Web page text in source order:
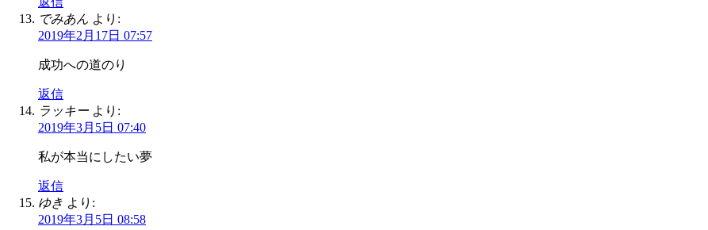
でみあん より:
2019年2月17日 07:57
成功への道のり
返信
ラッキー より:
2019年3月5日 07:40
私が本当にしたい夢
返信
ゆき より:
2019年3月5日 08:58